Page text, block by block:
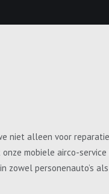
niet alleen voor
mobiele airco-service
personenauto’s